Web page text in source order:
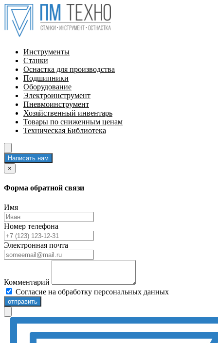
Инструменты
Станки
Оснастка для производства
Подшипники
Оборудование
Электроинструмент
Пневмоинструмент
Хозяйственный инвентарь
Товары по сниженным ценам
Техническая Библиотека
Написать нам
×
Форма обратной связи
Имя
Номер телефона
Электронная почта
Комментарий
Согласие на обработку персональных данных
отправить